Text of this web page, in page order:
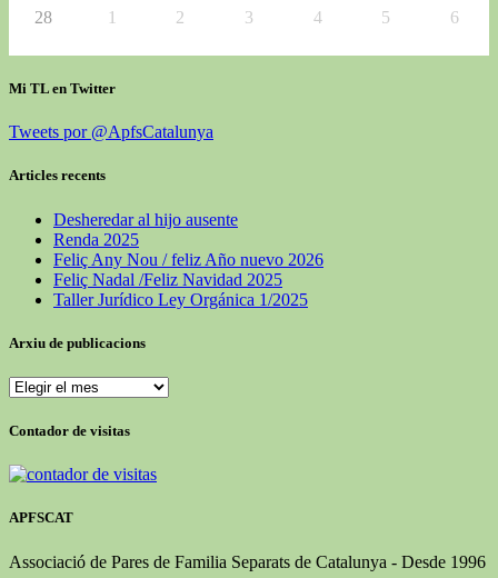
28 1 2 3 4 5 6
Mi TL en Twitter
Tweets por @ApfsCatalunya
Articles recents
Desheredar al hijo ausente
Renda 2025
Feliç Any Nou / feliz Año nuevo 2026
Feliç Nadal /Feliz Navidad 2025
Taller Jurídico Ley Orgánica 1/2025
Arxiu de publicacions
Arxiu
publicacions
Contador de visitas
APFSCAT
Associació de Pares de Familia Separats de Catalunya - Desde 1996